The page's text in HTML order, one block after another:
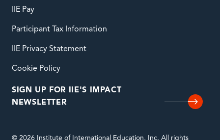
IIE Pay
Participant Tax Information
IIE Privacy Statement
Cookie Policy
SIGN UP FOR IIE'S IMPACT
NEWSLETTER
© 2026 Institute of International Education, Inc. All rights